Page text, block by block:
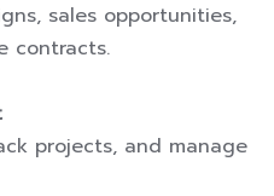
sales opportunities,
contracts.
projects, and manage